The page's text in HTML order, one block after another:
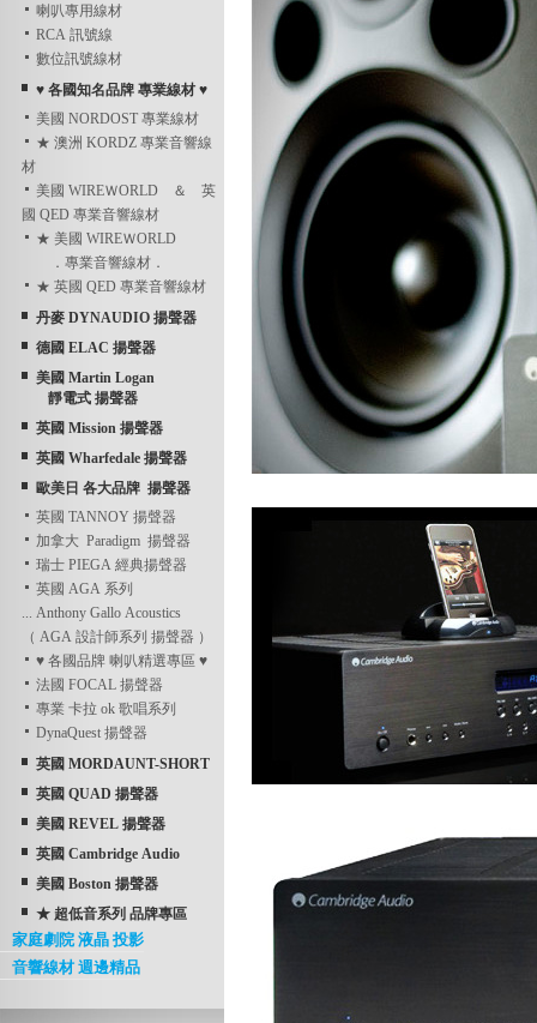
喇叭專用線材
RCA 訊號線
數位訊號線材
♥ 各國知名品牌 專業線材 ♥
美國 NORDOST 專業線材
★ 澳洲 KORDZ 專業音響線
材
美國 WIREＷORLD ＆ 英
國 QED 專業音響線材
★ 美國 WIREＷORLD
．專業音響線材．
★ 英國 QED 專業音響線材
丹麥 DYNAUDIO 揚聲器
德國 ELAC 揚聲器
美國 Martin Logan
靜電式 揚聲器
英國 Mission 揚聲器
英國 Wharfedale 揚聲器
歐美日 各大品牌 揚聲器
英國 TANNOY 揚聲器
加拿大 Paradigm 揚聲器
瑞士 PIEGA 經典揚聲器
英國 AGA 系列
... Anthony Gallo Acoustics
（ AGA 設計師系列 揚聲器 ）
♥ 各國品牌 喇叭精選專區 ♥
法國 FOCAL 揚聲器
專業 卡拉 ok 歌唱系列
DynaQuest 揚聲器
英國 MORDAUNT-SHORT
英國 QUAD 揚聲器
美國 REVEL 揚聲器
英國 Cambridge Audio
美國 Boston 揚聲器
★ 超低音系列 品牌專區
家庭劇院 液晶 投影
音響線材 週邊精品